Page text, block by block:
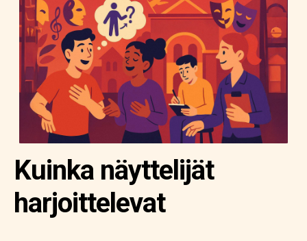
Kuinka näyttelijät
harjoittelevat